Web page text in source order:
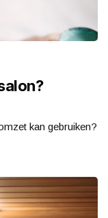
kan gebruiken?